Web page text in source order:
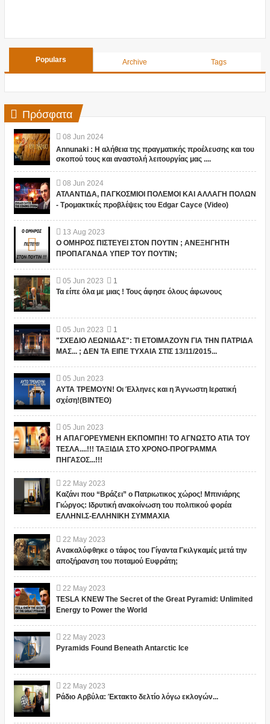
Populars Archive Tags
Πρόσφατα
08 Jun 2024
Annunaki : Η αλήθεια της πραγματικής προέλευσης και του
σκοπού τους και αναστολή λειτουργίας μας ....
08 Jun 2024
ΑΤΛΑΝΤΙΔΑ, ΠΑΓΚΟΣΜΙΟΙ ΠΟΛΕΜΟΙ ΚΑΙ ΑΛΛΑΓΗ ΠΟΛΩΝ
- Τρομακτικές προβλέψεις του Edgar Cayce (Video)
13 Aug 2023
Ο ΟΜΗΡΟΣ ΠΙΣΤΕΥΕΙ ΣΤΟΝ ΠΟΥΤΙΝ ; ΑΝΕΞΗΓΗΤΗ
ΠΡΟΠΑΓΑΝΔΑ ΥΠΕΡ ΤΟΥ ΠΟΥΤΙΝ;
05 Jun 2023
1
Τα είπε όλα με μιας ! Τους άφησε όλους άφωνους
05 Jun 2023
1
"ΣΧΕΔΙΟ ΛΕΩΝΙΔΑΣ": ΤΙ ΕΤΟΙΜΑΖΟΥΝ ΓΙΑ ΤΗΝ ΠΑΤΡΙΔΑ
ΜΑΣ... ; ΔΕΝ ΤΑ ΕΙΠΕ ΤΥΧΑΙΑ ΣΤΙΣ 13/11/2015...
05 Jun 2023
ΑΥΤΑ ΤΡΕΜΟΥΝ! Οι Έλληνες και η Άγνωστη Ιερατική
σχέση!(ΒΙΝΤΕΟ)
05 Jun 2023
Η ΑΠΑΓΟΡΕΥΜΕΝΗ ΕΚΠΟΜΠΗ! ΤΟ ΑΓΝΩΣΤΟ ΑΤΙΑ ΤΟΥ
ΤΕΣΛΑ....!!! ΤΑΞΙΔΙΑ ΣΤΟ ΧΡΟΝΟ-ΠΡΟΓΡΑΜΜΑ
ΠΗΓΑΣΟΣ...!!!
22 May 2023
Καζάνι που “Βράζει” ο Πατριωτικος χώρος! Μπινιάρης
Γιώργος: Ιδρυτική ανακοίνωση του πολιτικού φορέα
ΕΛΛΗΝΙ.Σ-ΕΛΛΗΝΙΚΗ ΣΥΜΜΑΧΙΑ
22 May 2023
Ανακαλύφθηκε ο τάφος του Γίγαντα Γκιλγκαμές μετά την
αποξήρανση του ποταμού Ευφράτη;
22 May 2023
TESLA KNEW The Secret of the Great Pyramid: Unlimited
Energy to Power the World
22 May 2023
Pyramids Found Beneath Antarctic Ice
22 May 2023
Ράδιο Αρβύλα: Έκτακτο δελτίο λόγω εκλογών...